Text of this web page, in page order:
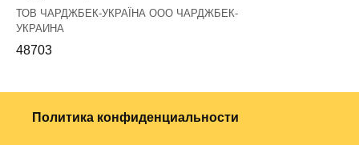
ТОВ ЧАРДЖБЕК-УКРАЇНА ООО ЧАРДЖБЕК-
УКРАИНА
48703
Политика конфиденциальности